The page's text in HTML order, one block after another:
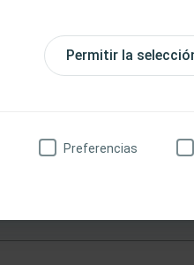
Permitir la
Preferencias
Control del filtro